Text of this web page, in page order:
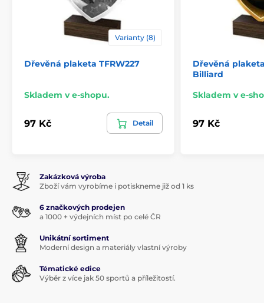
Varianty (8)
Dřevěná plaketa TFRW227
Skladem v e-shopu.
97 Kč Detail
Dřevěná
Billiard
Skladem v e-
97 Kč
Zakázková výroba
Zboží vám vyrobíme i potiskneme již od 1 ks
6 značkových prodejen
a 1000 + výdejních míst po celé ČR
Unikátní sortiment
Moderní design a materiály vlastní výroby
Tématické edice
Výběr z více jak 50 sportů a příležitostí.